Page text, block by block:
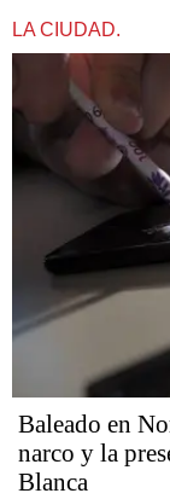
LA CIUDAD.
Baleado en
narco y la
Blanca